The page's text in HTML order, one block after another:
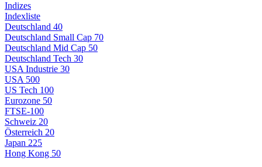
Indizes
Indexliste
Deutschland 40
Deutschland Small Cap 70
Deutschland Mid Cap 50
Deutschland Tech 30
USA Industrie 30
USA 500
US Tech 100
Eurozone 50
FTSE-100
Schweiz 20
Österreich 20
Japan 225
Hong Kong 50